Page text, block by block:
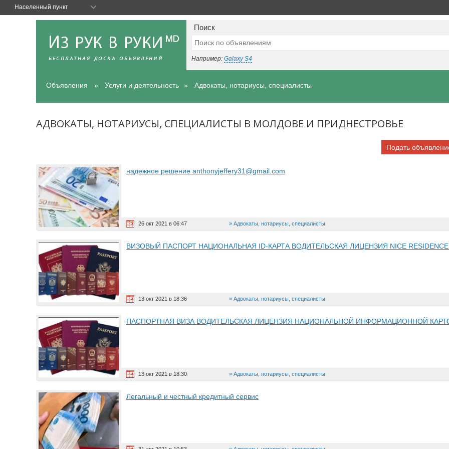
Поиск
Например: Galaxy S4
Объявления Услуги и деятельность Адвокаты, нотариусы, специалисты
АДВОКАТЫ, НОТАРИУСЫ, СПЕЦИАЛИСТЫ В МОЛДОВЕ И ПРИДНЕСТРОВЬЕ
Подать
надежное решение anthonyjeffery31@gmail.com
26 окт 2021 в 06:47 Адвокаты, нотариусы, специалисты
ВИЗОВЫЙ ПАСПОРТ НАЦИОНАЛЬНАЯ ID-КАРТА ВОДИТЕЛЬСКАЯ ЛИЦЕНЗИЯ NICE RESIDENCE
13 окт 2021 в 18:36 Адвокаты, нотариусы, специалисты
ПАСПОРТНАЯ ВИЗА ВОДИТЕЛЬСКАЯ ЛИЦЕНЗИЯ НАЦИОНАЛЬНОЙ ИНФОРМАЦИОННОЙ
13 окт 2021 в 18:30 Адвокаты, нотариусы, специалисты
Легальный и честный кредитный сервис
Населенный пункт